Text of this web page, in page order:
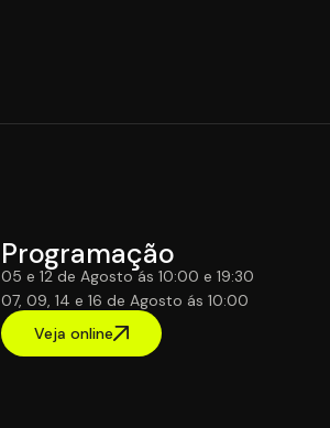
Programação
05 e 12 de Agosto ás 10:00 e 19:30
07, 09, 14 e 16 de Agosto ás 10:00
Veja online